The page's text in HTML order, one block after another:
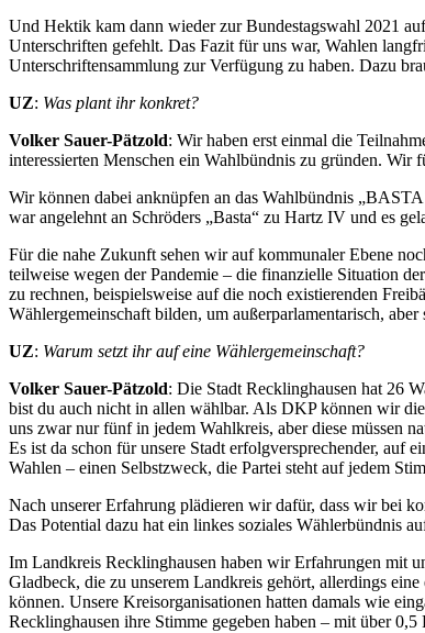
Und Hektik kam dann wieder zur Bundestagswahl 2021
Unterschriften gefehlt. Das Fazit für uns war, Wahlen
Unterschriftensammlung zur Verfügung zu haben. Dazu
UZ: Was plant ihr konkret?
Volker Sauer-Pätzold: Wir haben erst einmal die
interessierten Menschen ein Wahlbündnis zu gründen.
Wir können dabei anknüpfen an das Wahlbündnis
war angelehnt an Schröders „Basta“ zu Hartz IV und es
Für die nahe Zukunft sehen wir auf kommunaler Ebene
teilweise wegen der Pandemie – die finanzielle Situation
zu rechnen, beispielsweise auf die noch existierenden
Wählergemeinschaft bilden, um außerparlamentarisch,
UZ: Warum setzt ihr auf eine Wählergemeinschaft?
Volker Sauer-Pätzold: Die Stadt Recklinghausen hat 26
bist du auch nicht in allen wählbar. Als DKP können wir
uns zwar nur fünf in jedem Wahlkreis, aber diese müssen
Es ist da schon für unsere Stadt erfolgversprechender, auf
Wahlen – einen Selbstzweck, die Partei steht auf jedem
Nach unserer Erfahrung plädieren wir dafür, dass wir bei
Das Potential dazu hat ein linkes soziales Wählerbündnis
Im Landkreis Recklinghausen haben wir Erfahrungen mit
Gladbeck, die zu unserem Landkreis gehört, allerdings
können. Unsere Kreisorganisationen hatten damals wie
Recklinghausen ihre Stimme gegeben haben – mit über 0,5